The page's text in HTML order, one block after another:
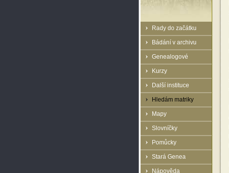
Rady do začátku
Bádání v archivu
Genealogové
Kurzy
Další instituce
Hledám matriky
Mapy
Slovníčky
Pomůcky
Stará Genea
Nápověda